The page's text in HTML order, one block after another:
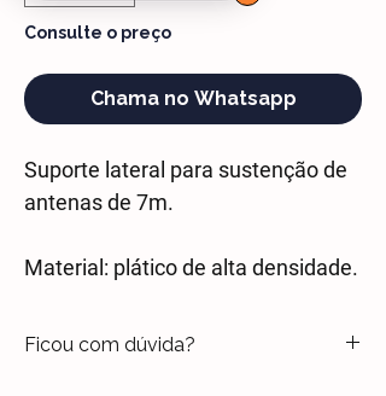
Consulte o preço
Chama no Whatsapp
Suporte lateral para sustenção de
antenas de 7m.
Material: plático de alta densidade.
Ficou com dúvida?